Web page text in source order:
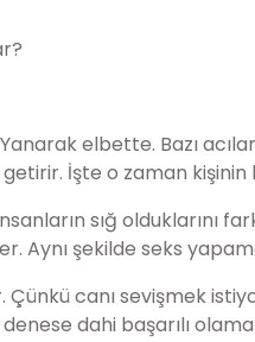
elbette. Bazı
İşte o zaman
sığ olduklarını
Aynı şekilde seks
canı sevişmek
dahi başarılı